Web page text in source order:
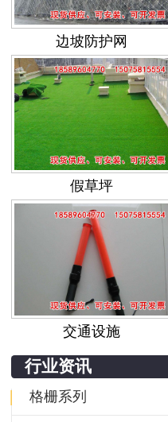
边坡防护网
假草坪
交通设施
行业资讯
|
格栅系列